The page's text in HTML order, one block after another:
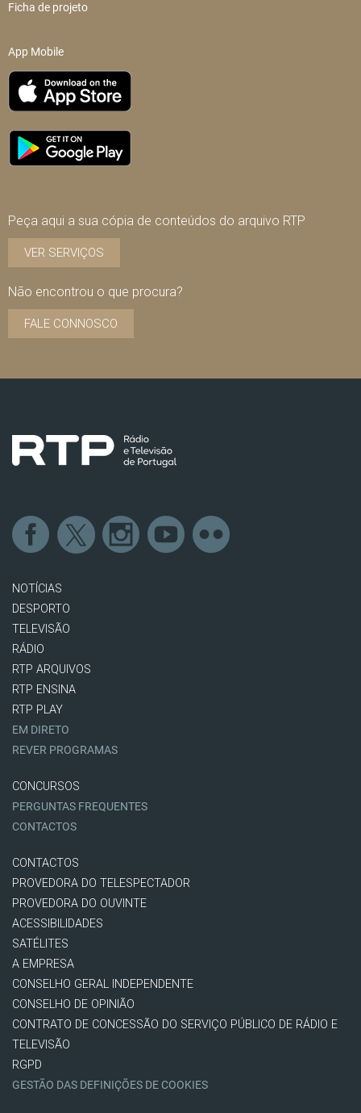
Ficha de projeto
App Mobile
Peça aqui a sua cópia de conteúdos do arquivo RTP
VER SERVIÇOS
Não encontrou o que procura?
FALE CONNOSCO
NOTÍCIAS
DESPORTO
TELEVISÃO
RÁDIO
RTP ARQUIVOS
RTP ENSINA
RTP PLAY
EM DIRETO
REVER PROGRAMAS
CONCURSOS
PERGUNTAS FREQUENTES
CONTACTOS
CONTACTOS
PROVEDORA DO TELESPECTADOR
PROVEDORA DO OUVINTE
ACESSIBILIDADES
SATÉLITES
A EMPRESA
CONSELHO GERAL INDEPENDENTE
CONSELHO DE OPINIÃO
CONTRATO DE CONCESSÃO DO SERVIÇO PÚBLICO DE RÁDIO E
TELEVISÃO
RGPD
GESTÃO DAS DEFINIÇÕES DE COOKIES